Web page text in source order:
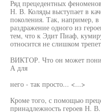
Ряд прецедентных
Н. В. Коляды выступает в
поколения. Так, например, в
раздражение одного из
тем, что к Эдит Пиаф,
относится не слишком
ВИКТОР. Что он может
А для
него - так просто... <...>
Кроме того, с помощью
принадлежность героев Н.